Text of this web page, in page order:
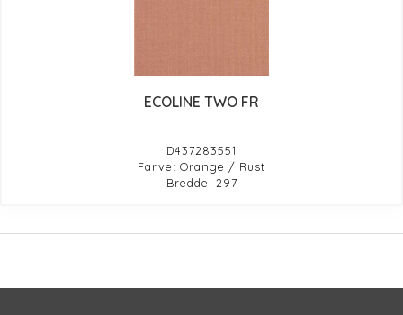
ECOLINE TWO FR
D437283551
Farve: Orange / Rust
Bredde: 297